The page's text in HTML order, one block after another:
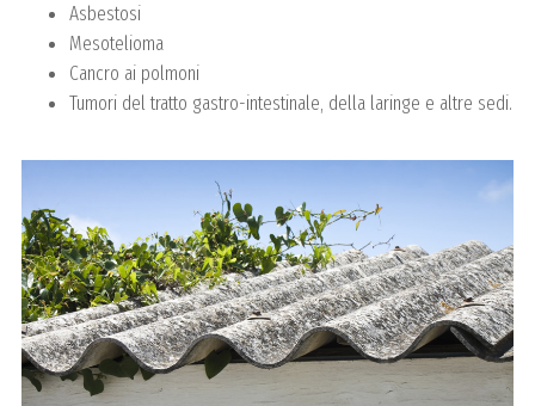
Asbestosi
Mesotelioma
Cancro ai polmoni
Tumori del tratto gastro-intestinale, della laringe e altre sedi.